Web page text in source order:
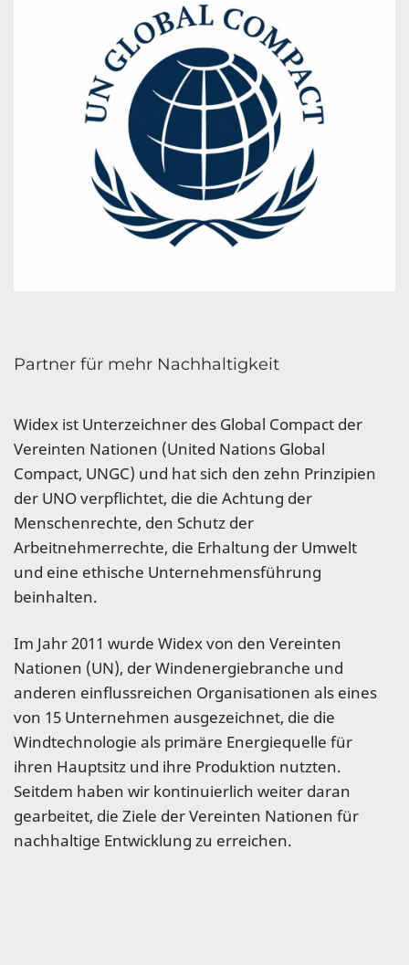
Partner für mehr Nachhaltigkeit
Widex ist Unterzeichner des Global Compact der
Vereinten Nationen (United Nations Global
Compact, UNGC) und hat sich den zehn Prinzipien
der UNO verpflichtet, die die Achtung der
Menschenrechte, den Schutz der
Arbeitnehmerrechte, die Erhaltung der Umwelt
und eine ethische Unternehmensführung
beinhalten.
Im Jahr 2011 wurde Widex von den Vereinten
Nationen (UN), der Windenergiebranche und
anderen einflussreichen Organisationen als eines
von 15 Unternehmen ausgezeichnet, die die
Windtechnologie als primäre Energiequelle für
ihren Hauptsitz und ihre Produktion nutzten.
Seitdem haben wir kontinuierlich weiter daran
gearbeitet, die Ziele der Vereinten Nationen für
nachhaltige Entwicklung zu erreichen.